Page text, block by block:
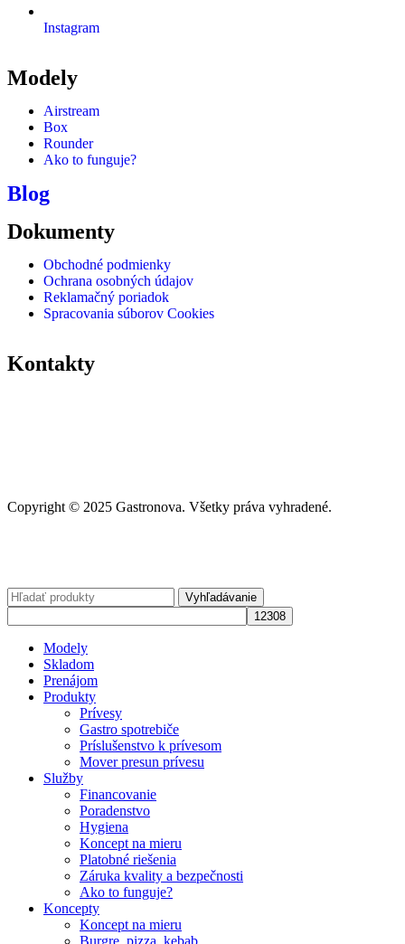
Instagram
Modely
Airstream
Box
Rounder
Ako to funguje?
Blog
Dokumenty
Obchodné podmienky
Ochrana osobných údajov
Reklamačný poriadok
Spracovania súborov Cookies
Kontakty
Copyright © 2025 Gastronova. Všetky práva vyhradené.
Vyhľadávanie
Modely
Skladom
Prenájom
Produkty
Prívesy
Gastro spotrebiče
Príslušenstvo k prívesom
Mover presun prívesu
Služby
Financovanie
Poradenstvo
Hygiena
Koncept na mieru
Platobné riešenia
Záruka kvality a bezpečnosti
Ako to funguje?
Koncepty
Koncept na mieru